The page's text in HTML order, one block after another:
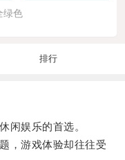
绿色
排行
娱乐的首选。
游戏体验却往往受